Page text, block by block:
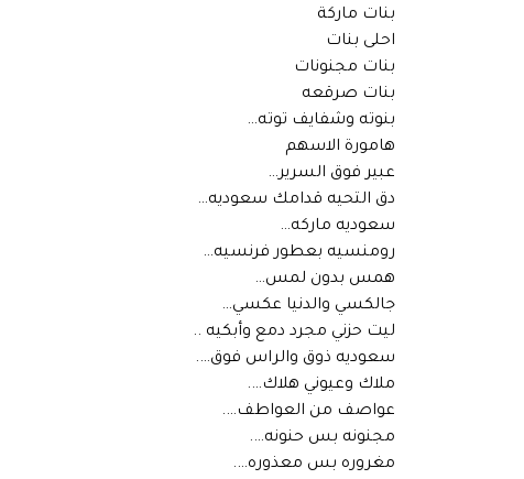
بنات ماركة
احلى بنات
بنات مجنونات
بنات صرقعه
بنوته وشفايف توته…
هامورة الاسهم
عبير فوق السرير…
دق التحيه قدامك سعوديه…
سعوديه ماركه…
رومنسيه بعطور فرنسيه…
همس بدون لمس…
جالكسي والدنيا عكسي…
ليت حزني مجرد دمع وأبكيه ..
سعوديه ذوق والراس فوق….
ملاك وعيوني هلاك….
عواصف من العواطف….
مجنونه بس حنونه….
مغروره بس معذوره….